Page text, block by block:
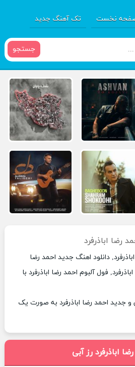
نخست تک آهنگ جدید
جستجو
رضا اباذرفرد
دانلود اهنگ جدید احمد رضا
فول آلبوم احمد رضا اباذرفرد با
جدید احمد رضا اباذرفرد به صورت یک
اباذرفرد رز آبی